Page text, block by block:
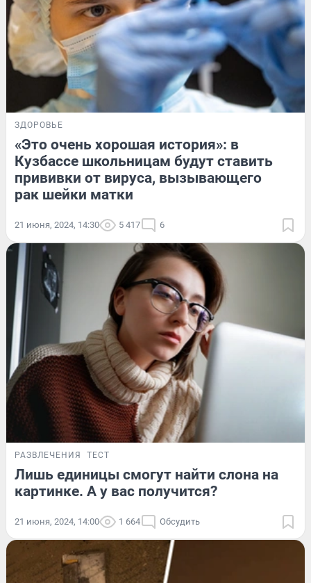
ЗДОРОВЬЕ
«Это очень хорошая история»: в
Кузбассе школьницам будут ставить
прививки от вируса, вызывающего
рак шейки матки
21 июня, 2024, 14:30 5 417 6
РАЗВЛЕЧЕНИЯ ТЕСТ
Лишь единицы смогут найти слона на
картинке. А у вас получится?
21 июня, 2024, 14:00 1 664 Обсудить